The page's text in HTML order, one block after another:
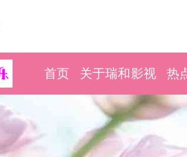
首页 关于瑞和影视 热